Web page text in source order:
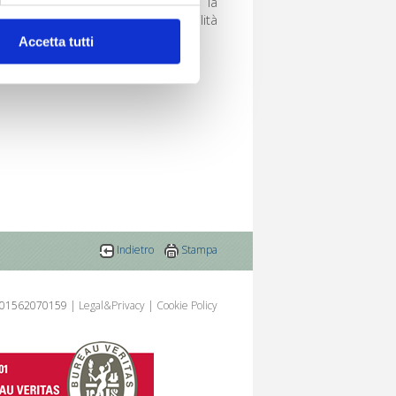
e per analizzare il
partner che si occupano
che hai fornito loro o
Accetta tutti
ASSICURAZIONI (Responsabilità
Indietro Stampa
| Legal&Privacy | Cookie Policy